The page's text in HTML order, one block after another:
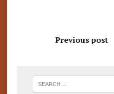
Previous post